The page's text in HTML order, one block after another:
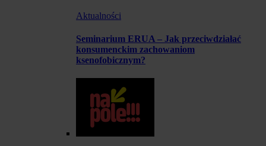
Aktualności
Seminarium ERUA – Jak przeciwdziałać
konsumenckim zachowaniom
ksenofobicznym?